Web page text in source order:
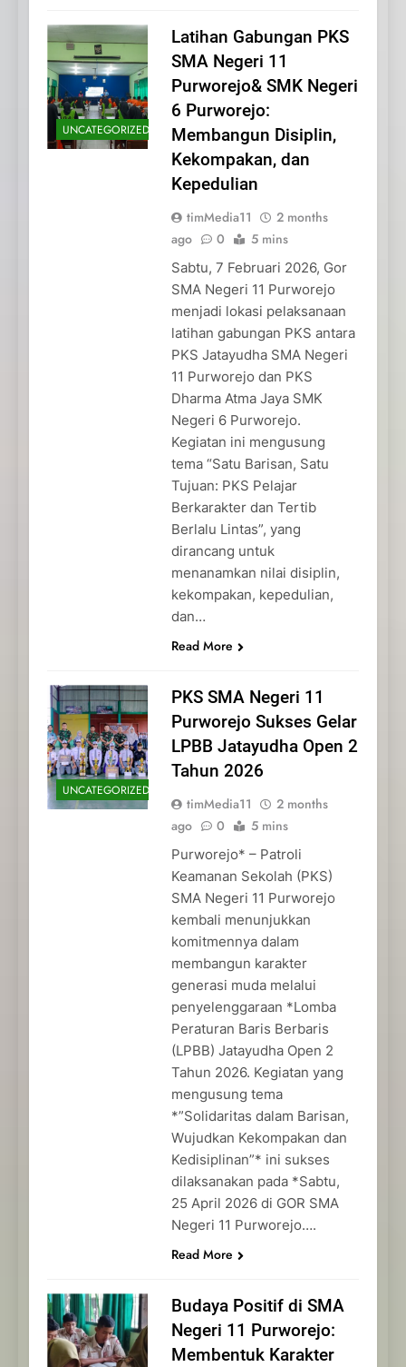
UNCATEGORIZED
Latihan Gabungan PKS
SMA Negeri 11
Purworejo& SMK Negeri
6 Purworejo:
Membangun Disiplin,
Kekompakan, dan
Kepedulian
timMedia11
2 months
ago
0 5 mins
Sabtu, 7 Februari 2026, Gor
SMA Negeri 11 Purworejo
menjadi lokasi pelaksanaan
latihan gabungan PKS antara
PKS Jatayudha SMA Negeri
11 Purworejo dan PKS
Dharma Atma Jaya SMK
Negeri 6 Purworejo.
Kegiatan ini mengusung
tema “Satu Barisan, Satu
Tujuan: PKS Pelajar
Berkarakter dan Tertib
Berlalu Lintas”, yang
dirancang untuk
menanamkan nilai disiplin,
kekompakan, kepedulian,
dan…
Read More
UNCATEGORIZED
PKS SMA Negeri 11
Purworejo Sukses Gelar
LPBB Jatayudha Open 2
Tahun 2026
timMedia11
2 months
ago
0 5 mins
Purworejo* – Patroli
Keamanan Sekolah (PKS)
SMA Negeri 11 Purworejo
kembali menunjukkan
komitmennya dalam
membangun karakter
generasi muda melalui
penyelenggaraan *Lomba
Peraturan Baris Berbaris
(LPBB) Jatayudha Open 2
Tahun 2026. Kegiatan yang
mengusung tema
*”Solidaritas dalam Barisan,
Wujudkan Kekompakan dan
Kedisiplinan”* ini sukses
dilaksanakan pada *Sabtu,
25 April 2026 di GOR SMA
Negeri 11 Purworejo….
Read More
Budaya Positif di SMA
Negeri 11 Purworejo:
Membentuk Karakter